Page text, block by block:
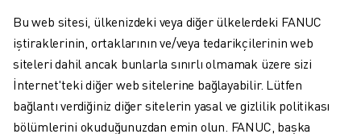
AKILLI FABRIKA ÇÖZÜMLERI
ÜRETIM VERIMLILIĞINI ARTIRMAK IÇIN AKILLI FABRIKA ÇÖZÜMLERI
ÜRÜN KAYDI » FANUC PORTAL
VAKA ÇALIŞMALARI
ÇÖZÜMLER
ENDÜSTRILER
Bu web sitesi, ülkenizdeki veya diğer ülkelerdeki FANUC
iştiraklerinin, ortaklarının ve/veya tedarikçilerinin web
siteleri dahil ancak bunlarla sınırlı olmamak üzere sizi
İnternet'teki diğer web sitelerine bağlayabilir. Lütfen
bağlantı verdiğiniz diğer sitelerin yasal ve gizlilik politikası
bölümlerini okuduğunuzdan emin olun. FANUC, başka